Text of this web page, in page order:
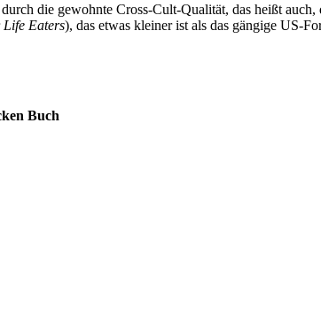
die gewohnte Cross-Cult-Qualität, das heißt
Life Eaters), das etwas kleiner ist als das gängige US-
Buch